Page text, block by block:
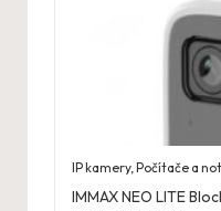
IP kamery,Počítače a
IMMAX NEO LITE